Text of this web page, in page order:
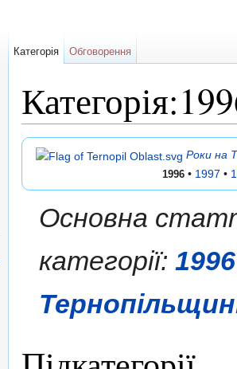
Роки на
1996 • 1997 •
Основна
категорії:
Категорія Обговорення